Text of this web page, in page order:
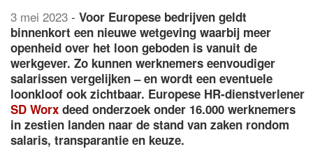
3 mei 2023 - Voor Europese bedrijven geldt
binnenkort een nieuwe wetgeving waarbij meer
openheid over het loon geboden is vanuit de
werkgever. Zo kunnen werknemers eenvoudiger
salarissen vergelijken – en wordt een eventuele
loonkloof ook zichtbaar. Europese HR-dienstverlener
SD Worx deed onderzoek onder 16.000 werknemers
in zestien landen naar de stand van zaken rondom
salaris, transparantie en keuze.